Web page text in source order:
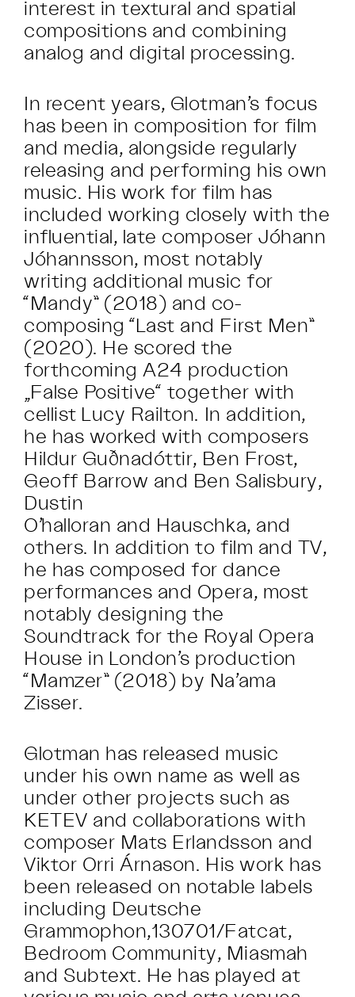
interest in textural and spatial
compositions and combining
analog and digital processing.
In recent years, Glotman’s focus
has been in composition for film
and media, alongside regularly
releasing and performing his own
music. His work for film has
included working closely with the
influential, late composer Jóhann
Jóhannsson, most notably
writing additional music for
“Mandy” (2018) and co-
composing “Last and First Men”
(2020). He scored the
forthcoming A24 production
„False Positive“ together with
cellist Lucy Railton. In addition,
he has worked with composers
Hildur Guðnadóttir, Ben Frost,
Geoff Barrow and Ben Salisbury,
Dustin
O’halloran and Hauschka, and
others. In addition to film and TV,
he has composed for dance
performances and Opera, most
notably designing the
Soundtrack for the Royal Opera
House in London’s production
“Mamzer” (2018) by Na’ama
Zisser.
Glotman has released music
under his own name as well as
under other projects such as
KETEV and collaborations with
composer Mats Erlandsson and
Viktor Orri Árnason. His work has
been released on notable labels
including Deutsche
Grammophon,130701/Fatcat,
Bedroom Community, Miasmah
and Subtext. He has played at